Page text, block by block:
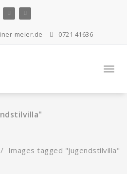
meier.de 0721 41636
Images tagged "jugendstilvilla"